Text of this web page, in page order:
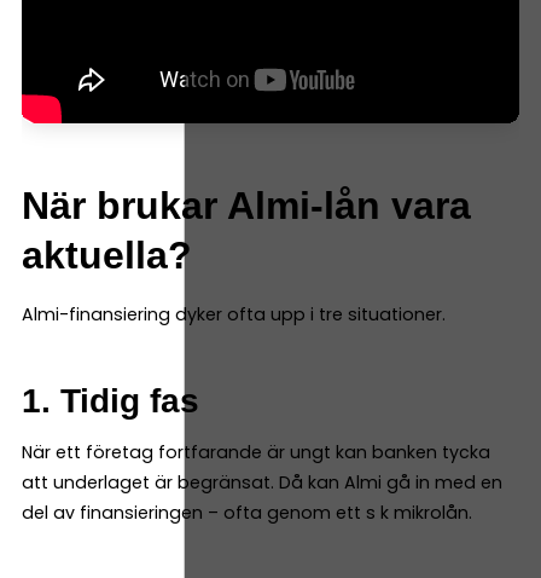
När brukar Almi-lån vara
aktuella?
Almi-finansiering dyker ofta upp i tre situationer.
1. Tidig fas
När ett företag fortfarande är ungt kan banken tycka
att underlaget är begränsat. Då kan Almi gå in med en
del av finansieringen – ofta genom ett s k mikrolån.